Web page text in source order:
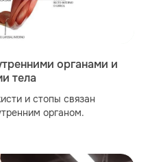
органами и
тела
и стопы связан
органом.